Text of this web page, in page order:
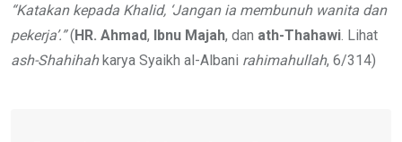
“Katakan kepada Khalid, ‘Jangan ia membunuh wanita dan
pekerja’.”(HR. Ahmad, Ibnu Majah, dan ath-Thahawi. Lihat
ash-Shahihahkarya Syaikh al-Albani rahimahullah, 6/314)